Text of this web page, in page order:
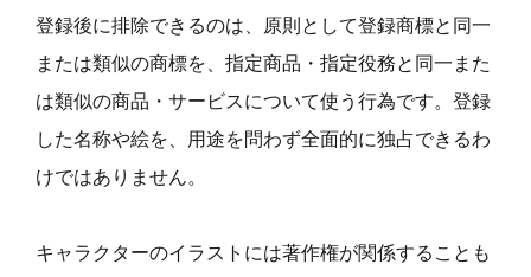
登録後に排除できるのは、原則として登録商標と同一
または類似の商標を、指定商品・指定役務と同一また
は類似の商品・サービスについて使う行為です。登録
した名称や絵を、用途を問わず全面的に独占できるわ
けではありません。
キャラクターのイラストには著作権が関係することも